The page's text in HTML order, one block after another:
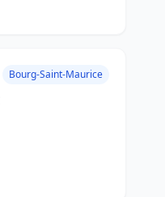
Bourg-Saint-Maurice